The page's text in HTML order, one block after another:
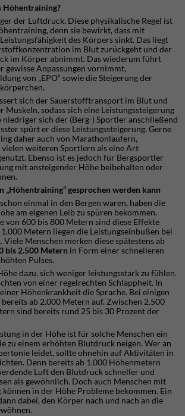
der Luftdruck. Diese physikalische Regel ist
denn sie bewirkt, dass mit
des Körpers sinkt. Das liegt
im Blut zurückgeht und der
im Körper abnimmt. Das wiederum führt
gewisse Anpassungen vornimmt,
von „EPO“ sowie die Steigerung der
sich der Sauerstofftransport im Blut und
sodass sich eine Leistungssteigerung
niedriger sich der (Berg-) Sportler anschließend
spürt er diese Leistungssteigerung. Gerne
daher auch von Marathonläufern,
weiteren Sportlern als eine Art
Ebenso ist es jedoch für Bergsportler
mit ansteigender Höhe beibehalten oder
„Höhentraining“ gesprochen werden kann
einmal in den Bergen waren, haben die
am eigenen Leib zu spüren bekommen.
von 600 bis 800 Metern sind diese Effekte
Metern liegen die Leistungseinbußen bei
Menschen merken diese spätestens ab
bis 2.500 Metern in Form einer schnelleren
Pulses.
dazu, sich weniger leistungsstark zu fühlen.
von einer regelrechten Schlappheit. In
Höhenkrankheit die Sprache. Bei einigen
ab 2.000 Metern auf. Zwischen 2.500
sind bereits rund 25 bis 30 Prozent der
in der Höhe ist für solche Menschen ein
zu einem erhöhten Blutdruck neigen. Wer an
leidet, sollte ohnehin auf Aktivitäten in
Denn bereits ab 1.000 Höhenmetern
Luft den Blutdruck schneller und
als gewöhnlich. Doch auch Menschen mit
in der Höhe Probleme bekommen. Ein
dabei, den Körper nach und nach an die